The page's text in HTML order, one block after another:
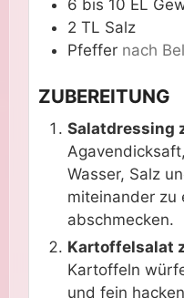
6 bis 10 EL
2 TL Salz
Pfeffer nach
ZUBEREITUNG
Salatdressing
Wasser, Salz
miteinander zu
abschmecken.
Kartoffelsalat
Kartoffeln
und fein